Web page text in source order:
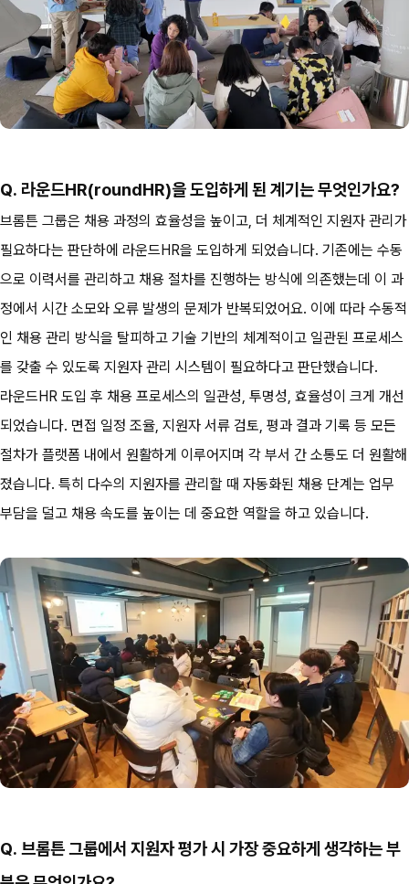
Q. 라운드HR(roundHR)을 도입하게 된 계기는 무엇인가요?
브롬튼 그룹은 채용 과정의 효율성을 높이고, 더 체계적인 지원자 관리가
필요하다는 판단하에 라운드HR을 도입하게 되었습니다. 기존에는 수동
으로 이력서를 관리하고 채용 절차를 진행하는 방식에 의존했는데 이 과
정에서 시간 소모와 오류 발생의 문제가 반복되었어요. 이에 따라 수동적
인 채용 관리 방식을 탈피하고 기술 기반의 체계적이고 일관된 프로세스
를 갖출 수 있도록 지원자 관리 시스템이 필요하다고 판단했습니다.
라운드HR 도입 후 채용 프로세스의 일관성, 투명성, 효율성이 크게 개선
되었습니다. 면접 일정 조율, 지원자 서류 검토, 평과 결과 기록 등 모든
절차가 플랫폼 내에서 원활하게 이루어지며 각 부서 간 소통도 더 원활해
졌습니다. 특히 다수의 지원자를 관리할 때 자동화된 채용 단계는 업무
부담을 덜고 채용 속도를 높이는 데 중요한 역할을 하고 있습니다.
Q. 브롬튼 그룹에서 지원자 평가 시 가장 중요하게 생각하는 부